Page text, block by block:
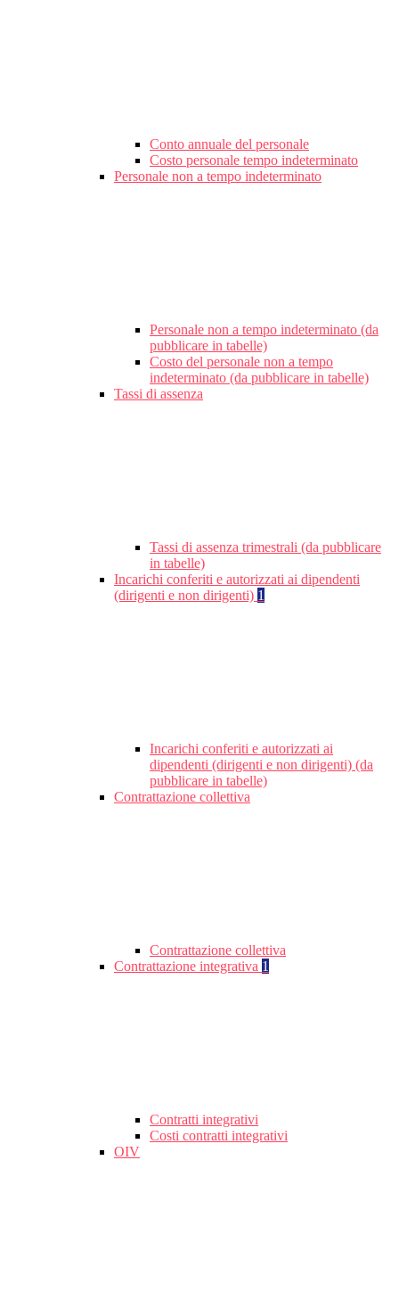
Conto annuale del personale
Costo personale tempo indeterminato
Personale non a tempo indeterminato
Personale non a tempo indeterminato (da
pubblicare in tabelle)
Costo del personale non a tempo
indeterminato (da pubblicare in tabelle)
Tassi di assenza
Tassi di assenza trimestrali (da pubblicare
in tabelle)
Incarichi conferiti e autorizzati ai dipendenti
(dirigenti e non dirigenti) 1
Incarichi conferiti e autorizzati ai
dipendenti (dirigenti e non dirigenti) (da
pubblicare in tabelle)
Contrattazione collettiva
Contrattazione collettiva
Contrattazione integrativa 1
Contratti integrativi
Costi contratti integrativi
OIV